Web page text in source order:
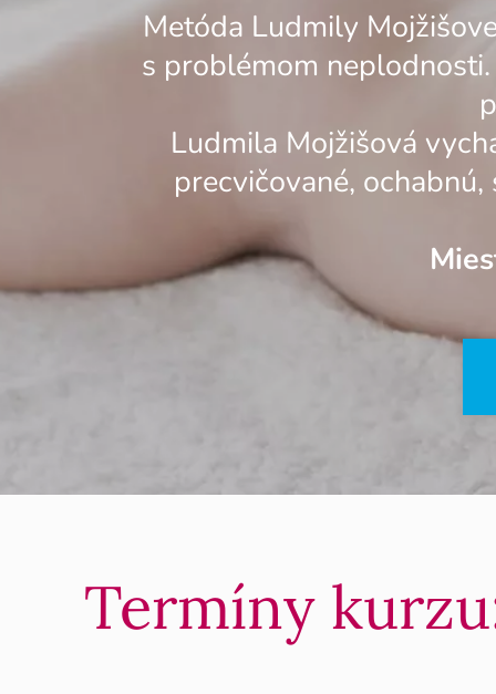
Metóda Ludmily
s problémom
Ludmila Mojžišová
precvičované,
Termíny